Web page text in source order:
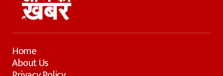
Home
About Us